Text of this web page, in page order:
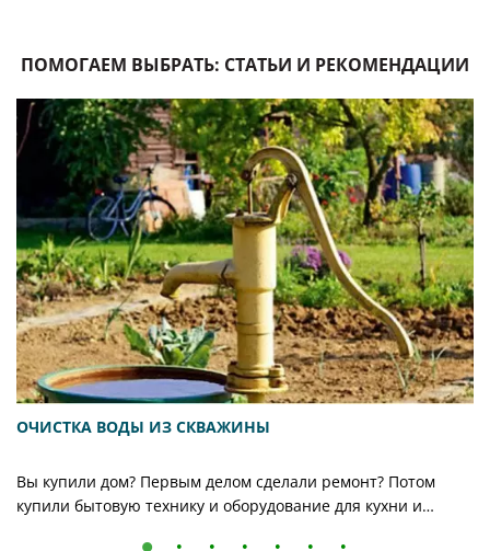
ПОМОГАЕМ ВЫБРАТЬ: СТАТЬИ И РЕКОМЕНДАЦИИ
ОЧИСТКА ВОДЫ ИЗ СКВАЖИНЫ
Вы купили дом? Первым делом сделали ремонт? Потом
купили бытовую технику и оборудование для кухни и